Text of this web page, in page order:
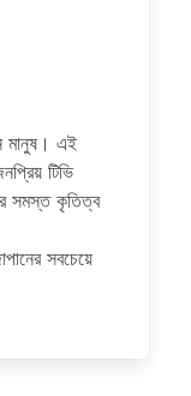
মানুষ। এই
টিভি
সমস্ত কৃতিত্ব
সবচেয়ে